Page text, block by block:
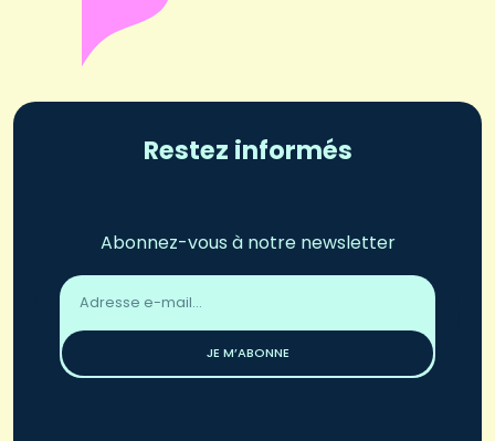
Restez informés
Abonnez-vous à notre newsletter
Adresse
email
JE M’ABONNE